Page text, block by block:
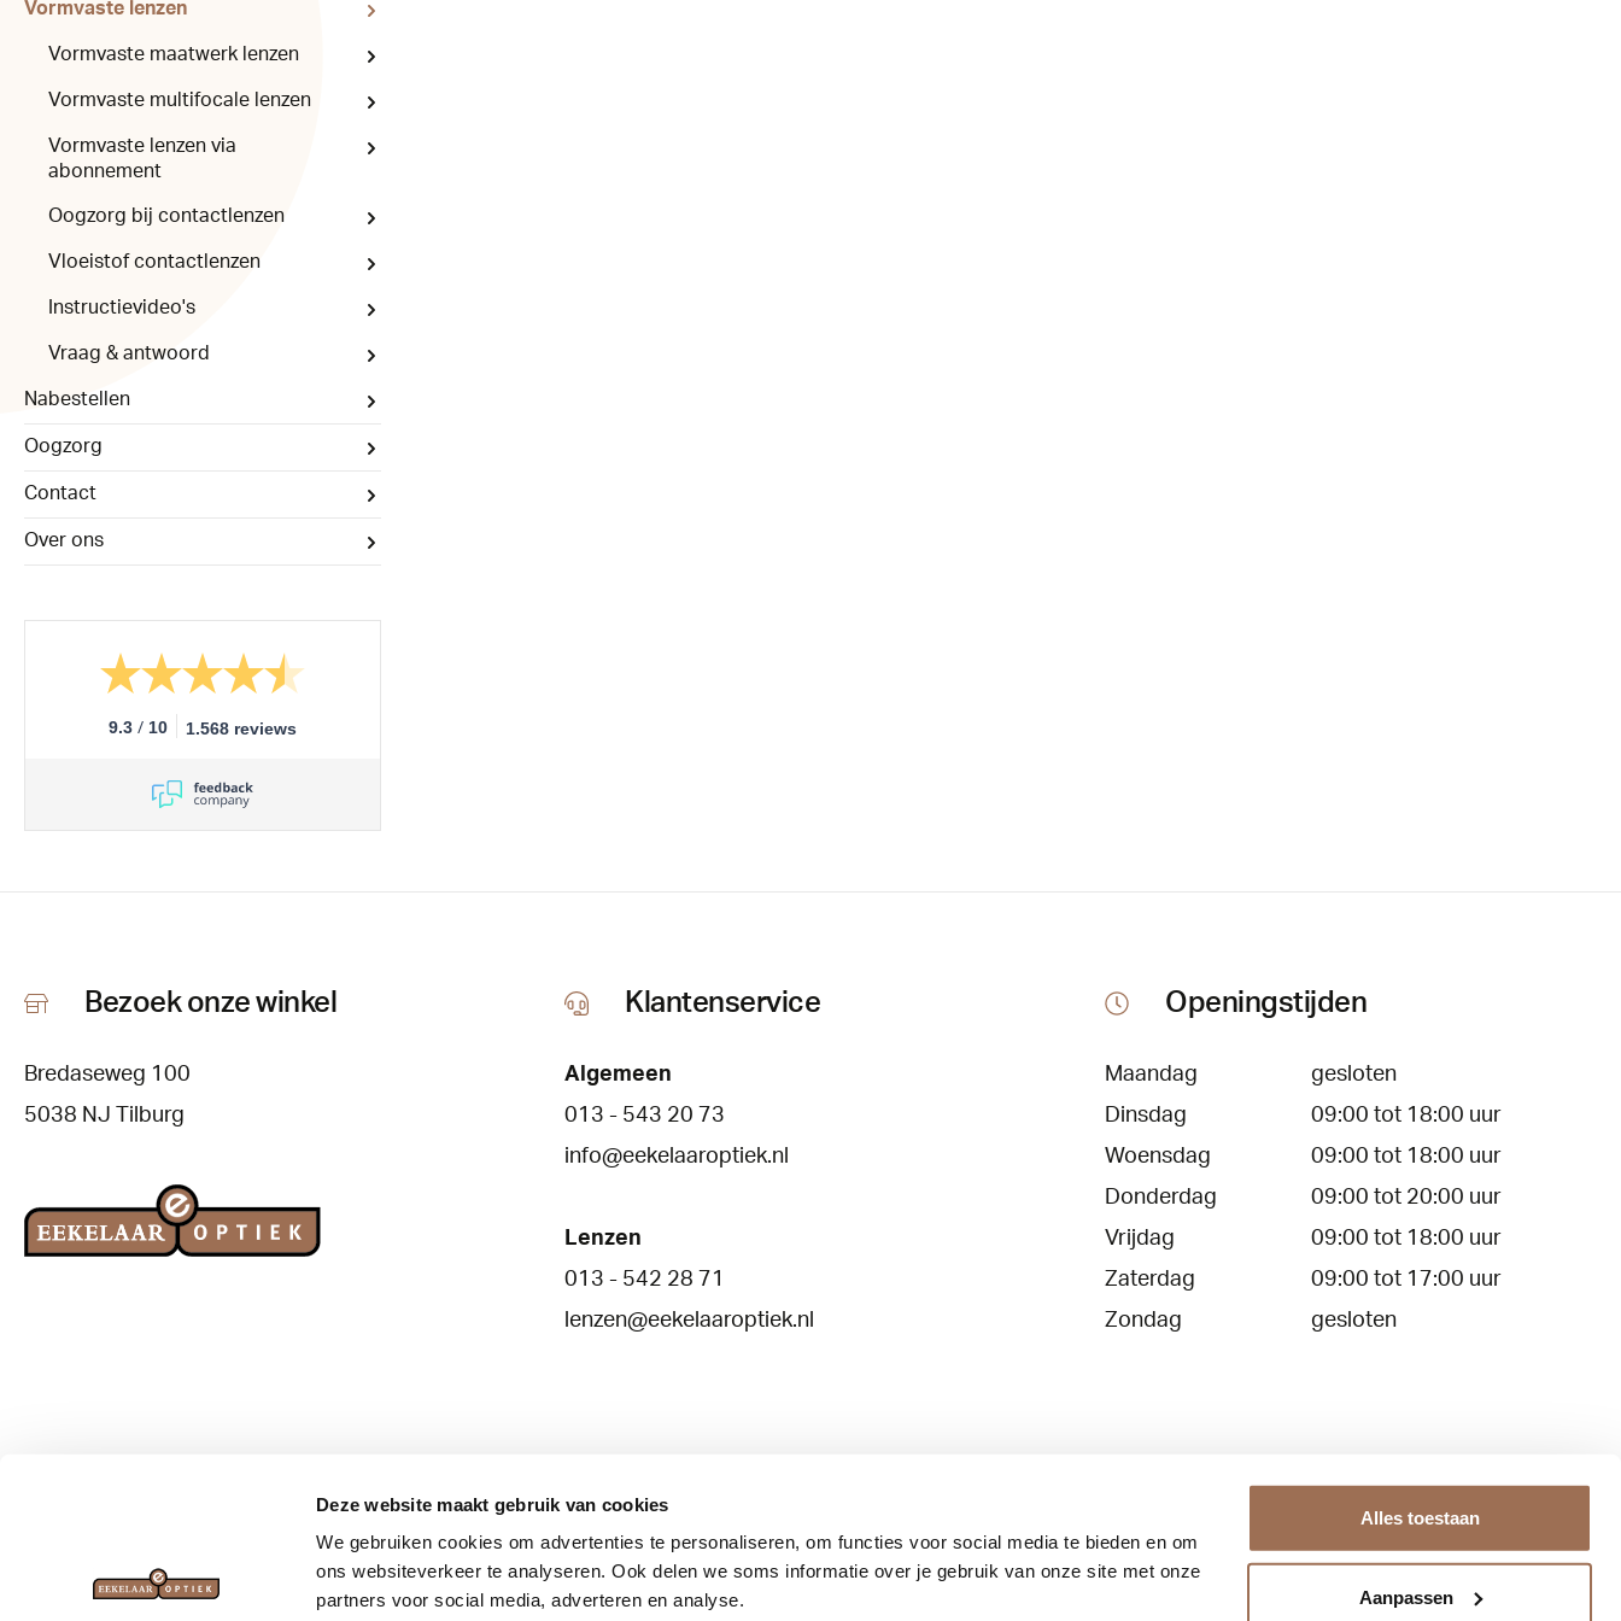
Deze website maakt gebruik van cookies
We gebruiken cookies om advertenties te personaliseren, om functies voor social media te bieden en om
ons websiteverkeer te analyseren. Ook delen we soms informatie over je gebruik van onze site met onze
partners voor social media, adverteren en analyse.
Alles toestaan
Aanpassen
Vormvaste lenzen
Vormvaste maatwerk lenzen
Vormvaste multifocale lenzen
Vormvaste lenzen via
abonnement
Oogzorg bij contactlenzen
Vloeistof contactlenzen
Instructievideo's
Vraag & antwoord
Nabestellen
Oogzorg
Contact
Over ons
9.3 / 10 1.568 reviews
Bezoek onze winkel
Bredaseweg 100
5038 NJ Tilburg
Klantenservice
Algemeen
013 - 543 20 73
info@eekelaaroptiek.nl
Lenzen
013 - 542 28 71
lenzen@eekelaaroptiek.nl
Openingstijden
Maandag
gesloten
Dinsdag
09:00 tot 18:00 uur
Woensdag
09:00 tot 18:00 uur
Donderdag
09:00 tot 20:00 uur
Vrijdag
09:00 tot 18:00 uur
Zaterdag
09:00 tot 17:00 uur
Zondag
gesloten
Brillenglazen Over ons